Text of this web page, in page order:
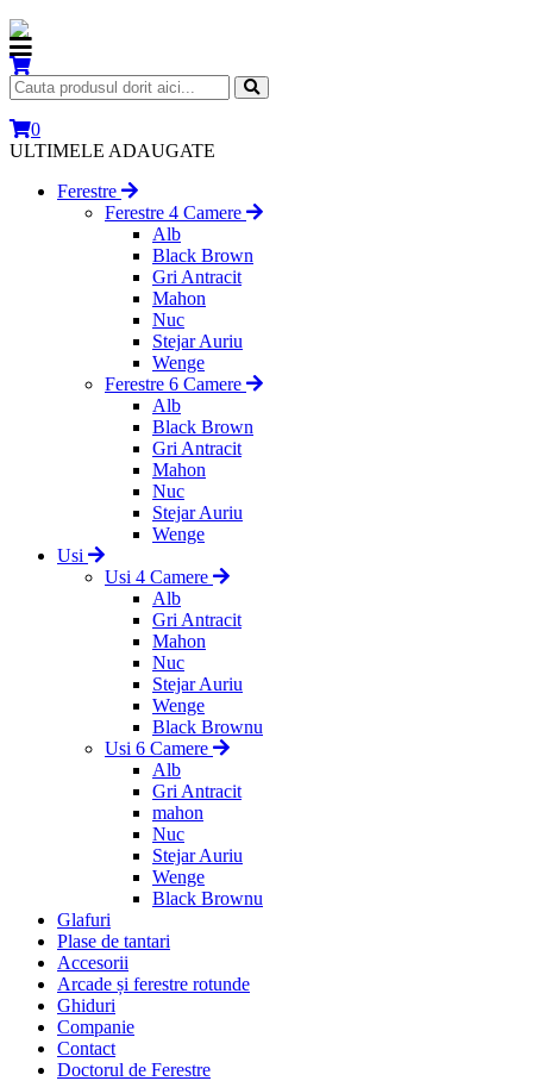
0
ULTIMELE ADAUGATE
Ferestre
Ferestre 4 Camere
Alb
Black Brown
Gri Antracit
Mahon
Nuc
Stejar Auriu
Wenge
Ferestre 6 Camere
Alb
Black Brown
Gri Antracit
Mahon
Nuc
Stejar Auriu
Wenge
Usi
Usi 4 Camere
Alb
Gri Antracit
Mahon
Nuc
Stejar Auriu
Wenge
Black Brownu
Usi 6 Camere
Alb
Gri Antracit
mahon
Nuc
Stejar Auriu
Wenge
Black Brownu
Glafuri
Plase de tantari
Accesorii
Arcade și ferestre rotunde
Ghiduri
Companie
Contact
Doctorul de Ferestre